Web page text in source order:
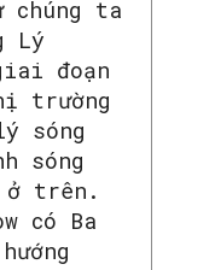
chúng ta
Lý
đoạn
trường
sóng
sóng
ở trên.
có Ba